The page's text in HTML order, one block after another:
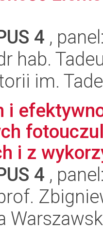
4 ,
hab.
im.
i
i z
4 ,